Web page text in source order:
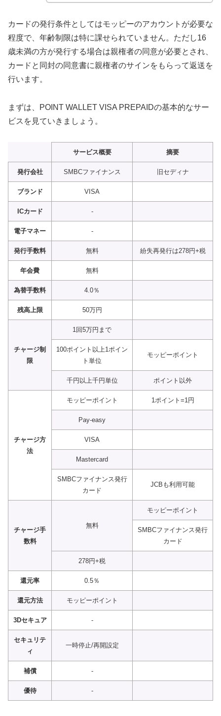
カードの発行条件としてはモッピーのアカウントが必要な
程度で、年齢制限は特に課せられていません。ただし16
歳未満の方が発行する場合は親権者の同意が必要とされ、
カードと同封の同意書に親権者のサインをもらって返送を
行います。
まずは、POINT WALLET VISA PREPAIDの基本的なサー
ビスを見ていきましょう。
サービス概要 摘要
発行会社 SMBCファイナンス 旧セディナ
ブランド VISA
ICカード -
電子マネー -
発行手数料 無料 紛失再発行は278円+税
年会費 無料
為替手数料 4.0％
残高上限 50万円
チャージ制
限
1回5万円まで
100ポイント以上1ポイン
ト単位
モッピーポイント
千円以上千円単位 ポイント以外
チャージ方
法
モッピーポイント 1ポイント=1円
Pay-easy
VISA
Mastercard
SMBCファイナンス発行
カード
JCBも利用可能
チャージ手
数料
無料
モッピーポイント
SMBCファイナンス発行
カード
278円+税
還元率 0.5％
還元方法 モッピーポイント
3Dセキュア -
セキュリテ
ィ
一時停止/再開設定
補償 -
優待 -